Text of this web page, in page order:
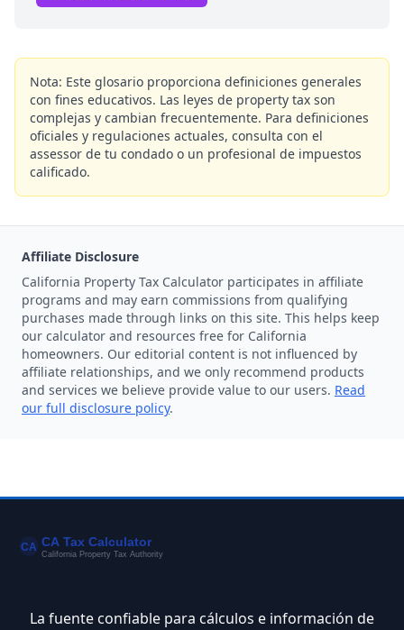
Nota: Este glosario proporciona definiciones generales
con fines educativos. Las leyes de property tax son
complejas y cambian frecuentemente. Para definiciones
oficiales y regulaciones actuales, consulta con el
assessor de tu condado o un profesional de impuestos
calificado.
Affiliate Disclosure
California Property Tax Calculator participates in affiliate
programs and may earn commissions from qualifying
purchases made through links on this site. This helps keep
our calculator and resources free for California
homeowners. Our editorial content is not influenced by
affiliate relationships, and we only recommend products
and services we believe provide value to our users. Read
our full disclosure policy.
La fuente confiable para cálculos e información de